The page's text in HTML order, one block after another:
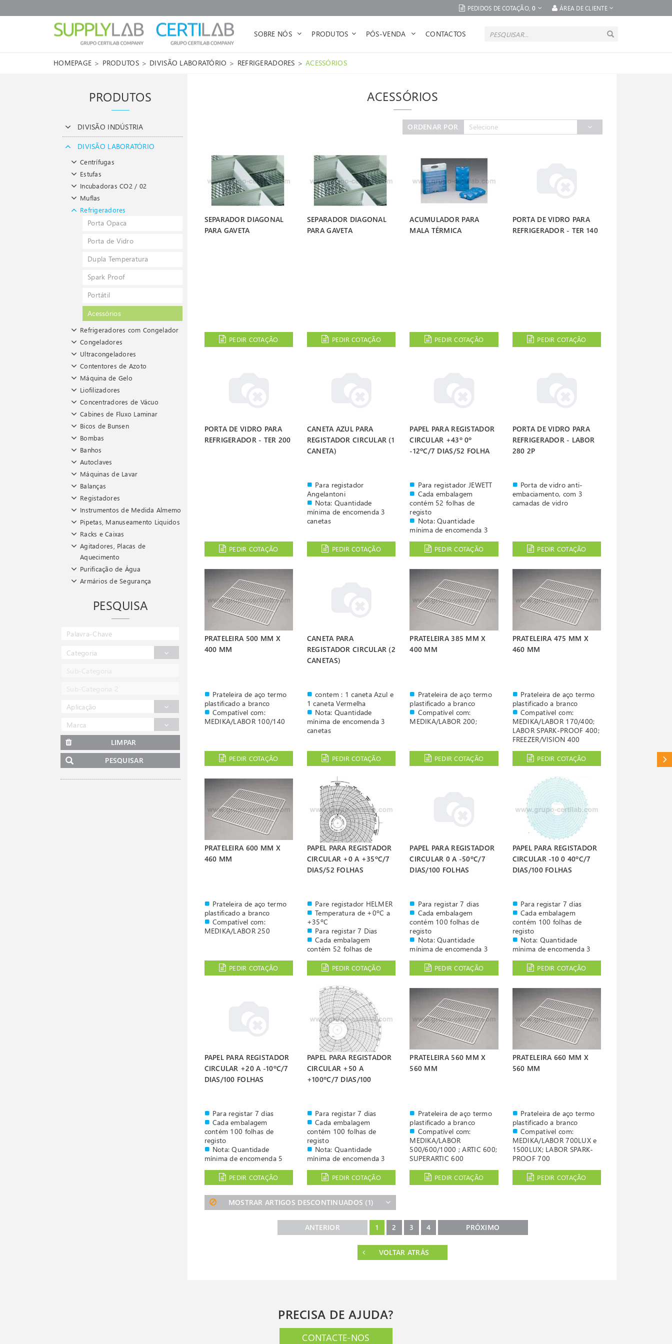
PEDIDOS DE COTAÇÃO,0 ÁREA DE CLIENTE
SOBRE NÓS PRODUTOS PÓS-VENDA CONTACTOS
HOMEPAGE > PRODUTOS > DIVISÃO LABORATÓRIO > REFRIGERADORES > ACESSÓRIOS
PRODUTOS
DIVISÃO INDÚSTRIA
DIVISÃO LABORATÓRIO
Centrífugas
Estufas
Incubadoras CO2 / 02
Muflas
Refrigeradores
Porta Opaca
Porta de Vidro
Dupla Temperatura
Spark Proof
Portátil
Acessórios
Refrigeradores com Congelador
Congeladores
Ultracongeladores
Contentores de Azoto
Máquina de Gelo
Liofilizadores
Concentradores de Vácuo
Cabines de Fluxo Laminar
Bicos de Bunsen
Bombas
Banhos
Autoclaves
Máquinas de Lavar
Balanças
Registadores
Instrumentos de Medida Almemo
Pipetas, Manuseamento Liquidos
Racks e Caixas
Agitadores, Placas de
Aquecimento
Purificação de Água
Armários de Segurança
PESQUISA
Categoria
Aplicação
Marca
LIMPAR
PESQUISAR
ACESSÓRIOS
ORDENAR POR Selecione
SEPARADOR DIAGONAL
PARA GAVETA
PEDIR COTAÇÃO
SEPARADOR DIAGONAL
PARA GAVETA
PEDIR COTAÇÃO
ACUMULADOR PARA
MALA TÉRMICA
PEDIR COTAÇÃO
PORTA DE VIDRO PARA
REFRIGERADOR - TER 140
PEDIR COTAÇÃO
PORTA DE VIDRO PARA
REFRIGERADOR - TER 200
PEDIR COTAÇÃO
CANETA AZUL PARA
REGISTADOR CIRCULAR (1
CANETA)
Para registador
Angelantoni
Nota: Quantidade
mínima de encomenda 3
canetas
PEDIR COTAÇÃO
PAPEL PARA REGISTADOR
CIRCULAR +43º 0º
-12ºC/7 DIAS/52 FOLHA
Para registador JEWETT
Cada embalagem
contém 52 folhas de
registo
Nota: Quantidade
mínima de encomenda 3
Para registar 7 Dias
PEDIR COTAÇÃO
PORTA DE VIDRO PARA
REFRIGERADOR - LABOR
280 2P
Porta de vidro anti-
embaciamento, com 3
camadas de vidro
PEDIR COTAÇÃO
PRATELEIRA 500 MM X
400 MM
Prateleira de aço termo
plastificado a branco
Compatível com:
MEDIKA/LABOR 100/140
PEDIR COTAÇÃO
CANETA PARA
REGISTADOR CIRCULAR (2
CANETAS)
contem : 1 caneta Azul e
1 caneta Vermelha
Nota: Quantidade
mínima de encomenda 3
canetas
PEDIR COTAÇÃO
PRATELEIRA 385 MM X
400 MM
Prateleira de aço termo
plastificado a branco
Compatível com:
MEDIKA/LABOR 200;
PEDIR COTAÇÃO
PRATELEIRA 475 MM X
460 MM
Prateleira de aço termo
plastificado a branco
Compatível com:
MEDIKA/LABOR 170/400;
LABOR SPARK-PROOF 400;
FREEZER/VISION 400
PEDIR COTAÇÃO
PRATELEIRA 600 MM X
460 MM
Prateleira de aço termo
plastificado a branco
Compatível com:
MEDIKA/LABOR 250
PEDIR COTAÇÃO
PAPEL PARA REGISTADOR
CIRCULAR +0 A +35ºC/7
DIAS/52 FOLHAS
Pare registador HELMER
Temperatura de +0ºC a
+35ºC
Para registar 7 Dias
Cada embalagem
contém 52 folhas de
Nota: Quantidade
mínima de encomenda 3
PEDIR COTAÇÃO
PAPEL PARA REGISTADOR
CIRCULAR 0 A -50ºC/7
DIAS/100 FOLHAS
Para registar 7 dias
Cada embalagem
contém 100 folhas de
registo
Nota: Quantidade
mínima de encomenda 3
PEDIR COTAÇÃO
PAPEL PARA REGISTADOR
CIRCULAR -10 0 40ºC/7
DIAS/100 FOLHAS
Para registar 7 dias
Cada embalagem
contém 100 folhas de
registo
Nota: Quantidade
mínima de encomenda 3
Para refrigerador
Fiocchetti
PEDIR COTAÇÃO
PAPEL PARA REGISTADOR
CIRCULAR +20 A -10ºC/7
DIAS/100 FOLHAS
Para registar 7 dias
Cada embalagem
contém 100 folhas de
registo
Nota: Quantidade
mínima de encomenda 5
PEDIR COTAÇÃO
PAPEL PARA REGISTADOR
CIRCULAR +50 A
+100ºC/7 DIAS/100
Para registar 7 dias
Cada embalagem
contém 100 folhas de
registo
Nota: Quantidade
mínima de encomenda 3
PEDIR COTAÇÃO
PRATELEIRA 560 MM X
560 MM
Prateleira de aço termo
plastificado a branco
Compatível com:
MEDIKA/LABOR
500/600/1000 ; ARTIC 600;
SUPERARTIC 600
PEDIR COTAÇÃO
PRATELEIRA 660 MM X
560 MM
Prateleira de aço termo
plastificado a branco
Compatível com:
MEDIKA/LABOR 700LUX e
1500LUX; LABOR SPARK-
PROOF 700
PEDIR COTAÇÃO
MOSTRAR ARTIGOS DESCONTINUADOS (1)
ANTERIOR 1 2 3 4 PRÓXIMO
VOLTAR ATRÁS
PRECISA DE AJUDA?
CONTACTE-NOS